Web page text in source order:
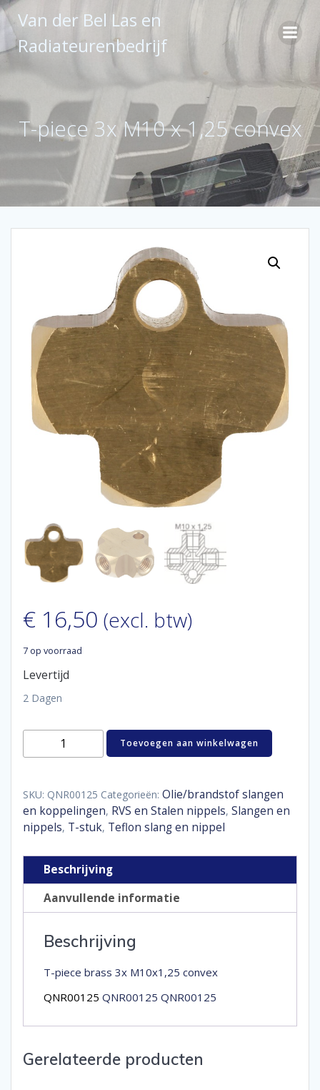
Ga
naar
inhoud
Van der Bel Las en
Radiateurenbedrijf
T-piece 3x M10 x 1,25 convex
€ 16,50 (excl. btw)
7 op voorraad
Levertijd
2 Dagen
T-
x
1,25
convex
aantal
Toevoegen aan winkelwagen
SKU: QNR00125 Categorieën: Olie/brandstof slangen
en koppelingen, RVS en Stalen nippels, Slangen en
nippels, T-stuk, Teflon slang en nippel
Beschrijving
Aanvullende informatie
Beschrijving
T-piece brass 3x M10x1,25 convex
QNR00125 QNR00125 QNR00125
Gerelateerde producten